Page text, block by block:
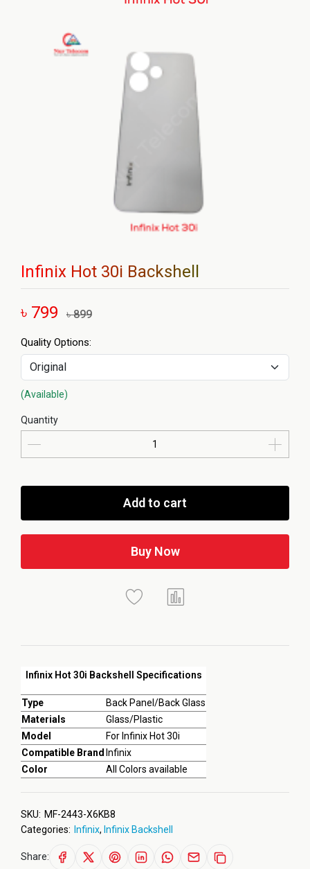
Infinix Hot 30i Backshell
৳ 799 ৳ 899
Infinix Hot 30i Backshell Specifications
Type
Back Panel/Back Glass
Materials
Glass/Plastic
Model
For Infinix Hot 30i
Compatible Brand Infinix
Color
All Colors available
Quality Options:
(Available)
Quantity
Add to cart
Buy Now
SKU: MF-2443-X6KB8
Categories: Infinix, Infinix Backshell
Share: